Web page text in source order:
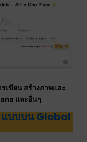
เขียน สร้างภาพและ
และอื่นๆ
แบบบน Global